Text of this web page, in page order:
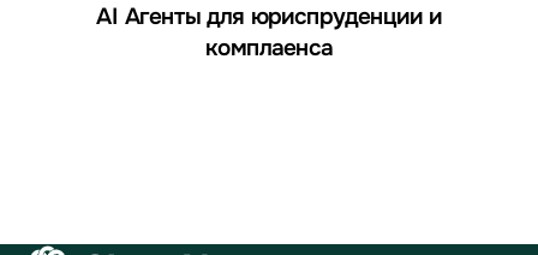
AI Агенты для юриспруденции и
комплаенса